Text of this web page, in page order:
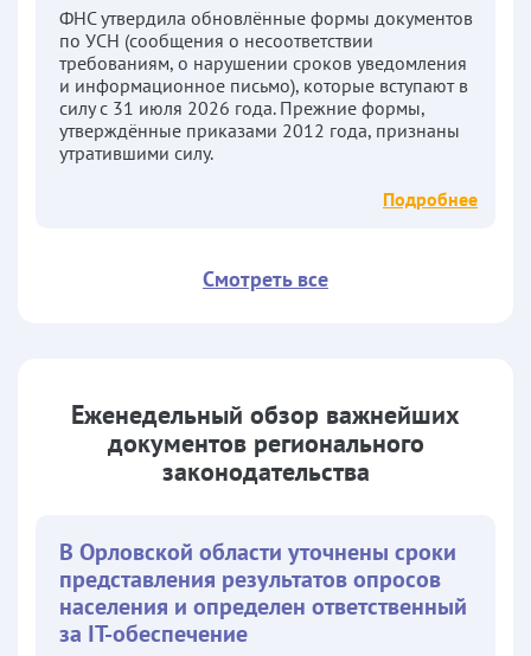
ФНС утвердила обновлённые формы документов
по УСН (сообщения о несоответствии
требованиям, о нарушении сроков уведомления
и информационное письмо), которые вступают в
силу с 31 июля 2026 года. Прежние формы,
утверждённые приказами 2012 года, признаны
утратившими силу.
Подробнее
Смотреть все
Еженедельный обзор важнейших
документов регионального
законодательства
В Орловской области уточнены сроки
представления результатов опросов
населения и определен ответственный
за IT-обеспечение